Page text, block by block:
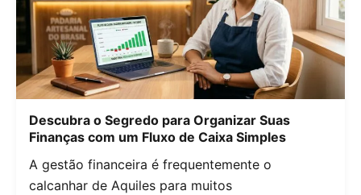
Descubra o Segredo para Organizar Suas
Finanças com um Fluxo de Caixa Simples
A gestão financeira é frequentemente o
calcanhar de Aquiles para muitos